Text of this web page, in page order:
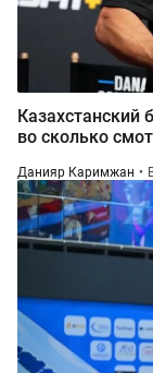
Казахстанский
во сколько
Данияр Каримжан